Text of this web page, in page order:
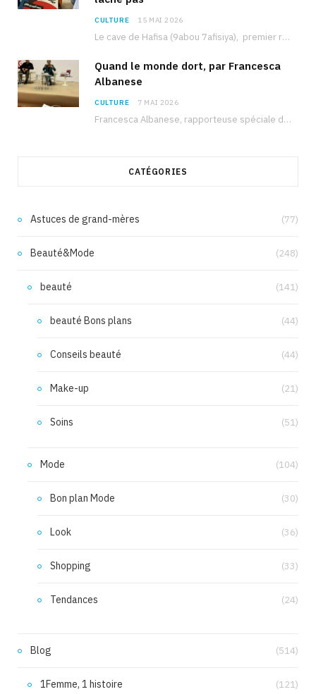
CULTURE 15 MAI 2026
Le cave de Hafisa (9abou 7afisiya), premier roman du journaliste tunisien Mohamed Amine Ben Hlel,…
Quand le monde dort, par Francesca
Albanese
CULTURE 7 MAI 2026
Francesca Albanese, rapporteuse spéciale de l’ONU sur les territoires palestiniens occupés, était à Tunis pour…
CATÉGORIES
Astuces de grand-mères (77)
Beauté&Mode (248)
beauté (141)
beauté Bons plans (44)
Conseils beauté (44)
Make-up (21)
Soins (51)
Mode (104)
Bon plan Mode (30)
Look (36)
Shopping (33)
Tendances (24)
Blog (514)
1Femme, 1 histoire (121)